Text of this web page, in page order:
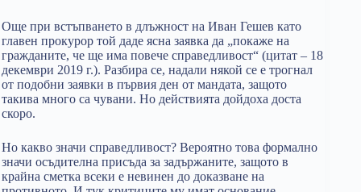
Още при встъпването в длъжност на Иван Гешев като
главен прокурор той даде ясна заявка да „покаже на
гражданите, че ще има повече справедливост“ (цитат – 18
декември 2019 г.). Разбира се, надали някой се е трогнал
от подобни заявки в първия ден от мандата, защото
такива много са чувани. Но действията дойдоха доста
скоро.
Но какво значи справедливост? Вероятно това формално
значи осъдителна присъда за задържаните, защото в
крайна сметка всеки е невинен до доказване на